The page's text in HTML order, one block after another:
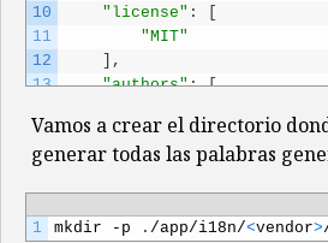
10
11
12
13
15
16
19
"license" :
[
"MIT"
] ,
"authors": [
"name":
"email":
}
Vamos a crear el directorio
generar todas las palabras
1 mkdir - p . /app/i18n/<vendor>